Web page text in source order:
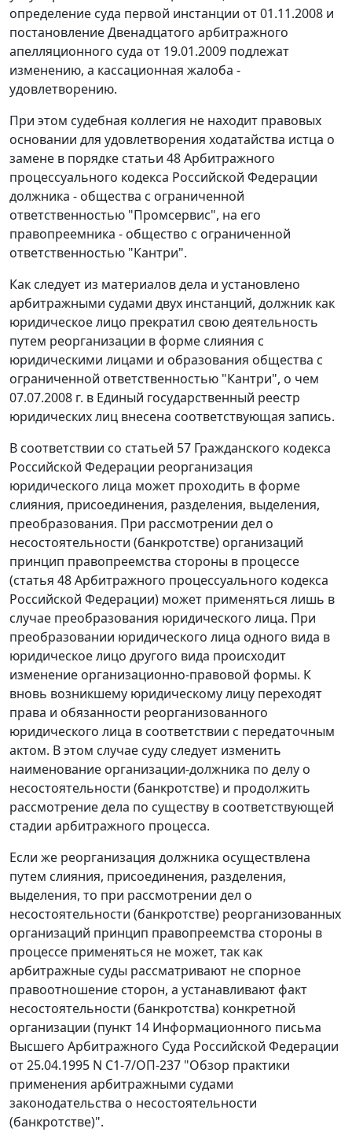
определение суда первой инстанции от 01.11.2008 и
постановление Двенадцатого арбитражного
апелляционного суда от 19.01.2009 подлежат
изменению, а кассационная жалоба -
удовлетворению.
При этом судебная коллегия не находит правовых
основании для удовлетворения ходатайства истца о
замене в порядке статьи 48Арбитражного
процессуального кодекса Российской Федерации
должника - общества с ограниченной
ответственностью "Промсервис", на его
правопреемника - общество с ограниченной
ответственностью "Кантри".
Как следует из материалов дела и установлено
арбитражными судами двух инстанций, должник как
юридическое лицо прекратил свою деятельность
путем реорганизации в форме слияния с
юридическими лицами и образования общества с
ограниченной ответственностью "Кантри", о чем
07.07.2008 г. в Единый государственный реестр
юридических лиц внесена соответствующая запись.
В соответствии со статьей 57 Гражданского кодекса
Российской Федерации реорганизация
юридического лица может проходить в форме
слияния, присоединения, разделения, выделения,
преобразования. При рассмотрении дел о
несостоятельности (банкротстве) организаций
принцип правопреемства стороны в процессе
(статья 48Арбитражного процессуального кодекса
Российской Федерации) может применяться лишь в
случае преобразования юридического лица. При
преобразовании юридического лица одного вида в
юридическое лицо другого вида происходит
изменение организационно-правовой формы. К
вновь возникшему юридическому лицу переходят
права и обязанности реорганизованного
юридического лица в соответствии с передаточным
актом. В этом случае суду следует изменить
наименование организации-должника по делу о
несостоятельности (банкротстве) и продолжить
рассмотрение дела по существу в соответствующей
стадии арбитражного процесса.
Если же реорганизация должника осуществлена
путем слияния, присоединения, разделения,
выделения, то при рассмотрении дел о
несостоятельности (банкротстве) реорганизованных
организаций принцип правопреемства стороны в
процессе применяться не может, так как
арбитражные суды рассматривают не спорное
правоотношение сторон, а устанавливают факт
несостоятельности (банкротства) конкретной
организации (пункт 14 Информационного письма
Высшего Арбитражного Суда Российской Федерации
от 25.04.1995 N С1-7/ОП-237 "Обзор практики
применения арбитражными судами
законодательства о несостоятельности
(банкротстве)".